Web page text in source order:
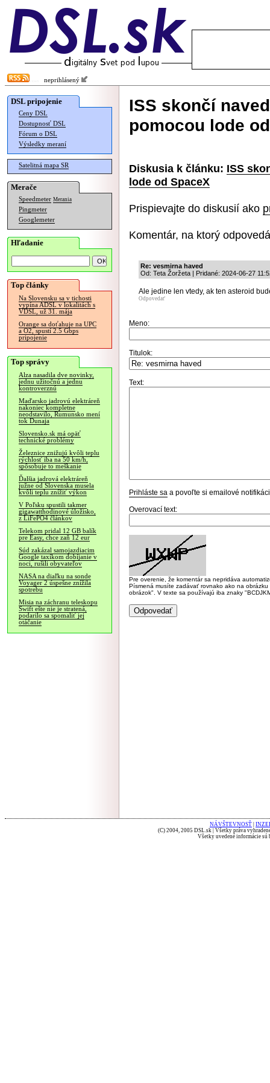
neprihlásený
DSL pripojenie
Ceny DSL
Dostupnosť DSL
Fórum o DSL
Výsledky meraní
Satelitná mapa SR
Merače
Speedmeter Merania
Pingmeter
Googlemeter
Hľadanie
Top články
Na Slovensku sa v tichosti
vypína ADSL v lokalitách s
VDSL, už 31. mája
Orange sa doťahuje na UPC
a O2, spustí 2.5 Gbps
pripojenie
Top správy
Alza nasadila dve novinky,
jednu užitočnú a jednu
kontroverznú
Maďarsko jadrovú elektráreň
nakoniec kompletne
neodstavilo, Rumunsko mení
tok Dunaja
Slovensko.sk má opäť
technické problémy
Železnice znižujú kvôli teplu
rýchlosť iba na 50 km/h,
spôsobuje to meškanie
Ďalšia jadrová elektráreň
južne od Slovenska musela
kvôli teplu znížiť výkon
V Poľsku spustili takmer
gigawatthodinové úložisko,
z LiFePO4 článkov
Telekom pridal 12 GB balík
pre Easy, chce zaň 12 eur
Súd zakázal samojazdiacim
Google taxíkom dobíjanie v
noci, rušili obyvateľov
NASA na diaľku na sonde
Voyager 2 úspešne znížila
spotrebu
Misia na záchranu teleskopu
Swift ešte nie je stratená,
podarilo sa spomaliť jej
otáčanie
ISS skončí
pomocou lode
Diskusia k článku: ISS
lode od SpaceX
Prispievajte do diskusií ako
Komentár, na ktorý
Re: vesmirna haved
Od: Teta Žoržeta | Pridané: 2024-06-27
Ale jedine len vtedy, ak ten asteroid
Odpovedať
Meno:
Titulok:
Text:
Prihláste sa a povoľte si emailové
Overovací text:
Pre overenie, že komentár sa nepridáva
Písmená musíte zadávať rovnako ako na
obrázok". V texte sa používajú iba znaky
NÁVŠTEVNOSŤ
(C) 2004, 2005 DSL.sk | Všetky práva
Všetky uvedené informácie sú